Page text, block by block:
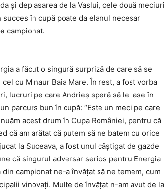
şi deplasarea de la Vaslui, cele două meciuri
în cupă poate da elanul necesar
campionat.
a făcut o singură surpriză de care să se
cu Minaur Baia Mare. În rest, a fost vorba
lucruri pe care Andrieş speră să le lase în
parcurs bun în cupă: “Este un meci pe care
acest drum în Cupa României, pentru că
că am arătat că putem să ne batem cu orice
la Suceava, a fost unul câştigat de gazde
că singurul adversar serios pentru Energia
campionat ne-a învăţat să ne temem, cum
vinovaţi. Multe de învăţat n-am avut de la